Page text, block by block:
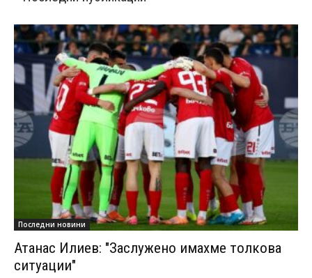
Последни новини
Атанас Илиев: "Заслужено имахме толкова
ситуации"